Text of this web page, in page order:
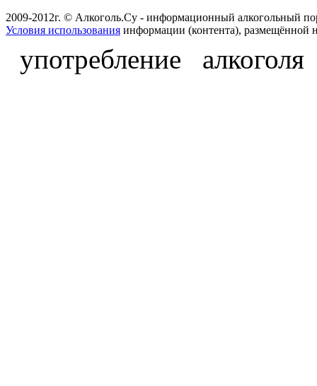
2009-2012г. © Алкоголь.Су - информационный алкогольный
Условия использования информации (контента), размещённой
употребление